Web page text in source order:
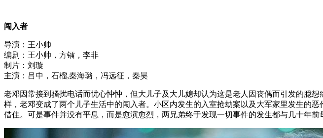
闯入者
导演：王小帅
编剧：王小帅，方镭，李非
制片：刘璇
主演：吕中，石榴,秦海璐，冯远征，秦昊
老邓因常接到骚扰电话而忧心忡忡，但大儿子及大儿媳却认为这是老人因丧偶而引发的臆
样，老邓变成了两个儿子生活中的闯入者。小区内发生的入室抢劫案以及大军家里发生的
借住。可是事件并没有平息，而是愈演愈烈，两兄弟终于发现一切事件的发生都与几十年前